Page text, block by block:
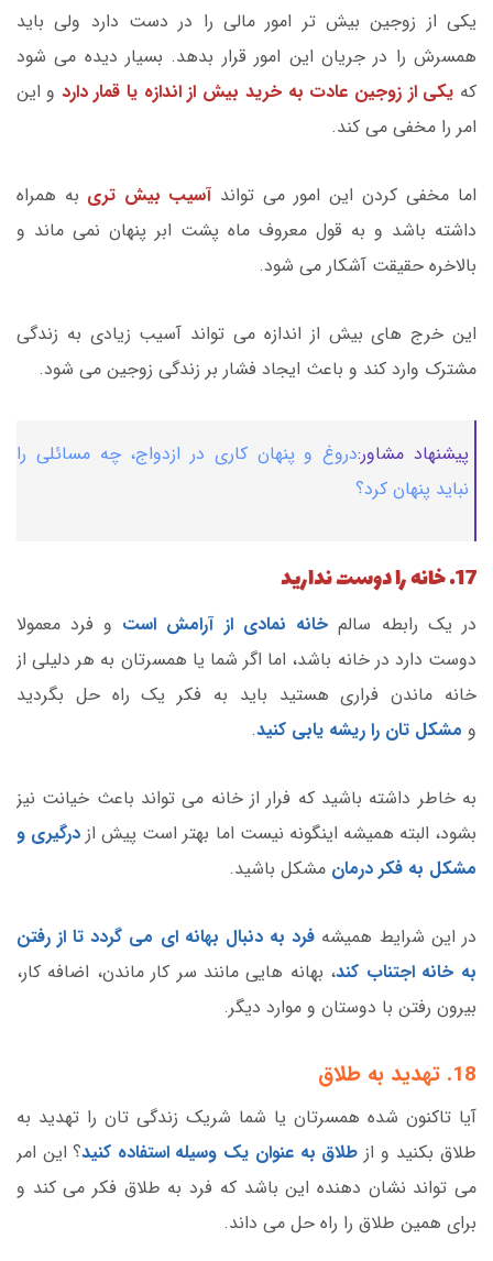
یکی از زوجین بیش تر امور مالی را در دست دارد ولی باید
همسرش را در جریان این امور قرار بدهد. بسیار دیده می شود
که یکی از زوجین عادت به خرید بیش از اندازه یا قمار دارد و این
امر را مخفی می کند.
اما مخفی کردن این امور می تواند آسیب بیش تری به همراه
داشته باشد و به قول معروف ماه پشت ابر پنهان نمی ماند و
بالاخره حقیقت آشکار می شود.
این خرج های بیش از اندازه می تواند آسیب زیادی به زندگی
مشترک وارد کند و باعث ایجاد فشار بر زندگی زوجین می شود.
پیشنهاد مشاور:دروغ و پنهان کاری در ازدواج، چه مسائلی را
نباید پنهان کرد؟
17. خانه را دوست ندارید
در یک رابطه سالم خانه نمادی از آرامش است و فرد معمولا
دوست دارد در خانه باشد، اما اگر شما یا همسرتان به هر دلیلی از
خانه ماندن فراری هستید باید به فکر یک راه حل بگردید
و مشکل تان را ریشه یابی کنید.
به خاطر داشته باشید که فرار از خانه می تواند باعث خیانت نیز
بشود، البته همیشه اینگونه نیست اما بهتر است پیش از درگیری و
مشکل به فکر درمان مشکل باشید.
در این شرایط همیشه فرد به دنبال بهانه ای می گردد تا از رفتن
به خانه اجتناب کند، بهانه هایی مانند سر کار ماندن، اضافه کار،
بیرون رفتن با دوستان و موارد دیگر.
18. تهدید به طلاق
آیا تاکنون شده همسرتان یا شما شریک زندگی تان را تهدید به
طلاق بکنید و از طلاق به عنوان یک وسیله استفاده کنید؟ این امر
می تواند نشان دهنده این باشد که فرد به طلاق فکر می کند و
برای همین طلاق را راه حل می داند.